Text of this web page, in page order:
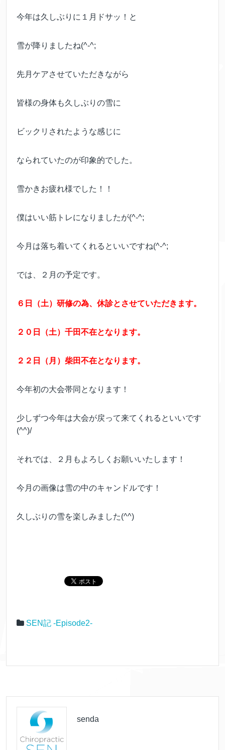
今年は久しぶりに１月ドサッ！と
雪が降りましたね(^-^;
先月ケアさせていただきながら
皆様の身体も久しぶりの雪に
ビックリされたような感じに
なられていたのが印象的でした。
雪かきお疲れ様でした！！
僕はいい筋トレになりましたが(^-^;
今月は落ち着いてくれるといいですね(^-^;
では、２月の予定です。
６日（土）研修の為、休診とさせていただきます。
２０日（土）千田不在となります。
２２日（月）柴田不在となります。
今年初の大会帯同となります！
少しずつ今年は大会が戻って来てくれるといいです
(^^)/
それでは、２月もよろしくお願いいたします！
今月の画像は雪の中のキャンドルです！
久しぶりの雪を楽しみました(^^)
SEN記 -Episode2-
senda